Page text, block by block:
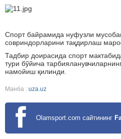
Спорт байрамида нуфузли
совриндорларини тақдирлаш
Тадбир доирасида спорт
тури бўйича
намойиш қилинди.
Манба : uza.uz
Olamsport.com сайтининг